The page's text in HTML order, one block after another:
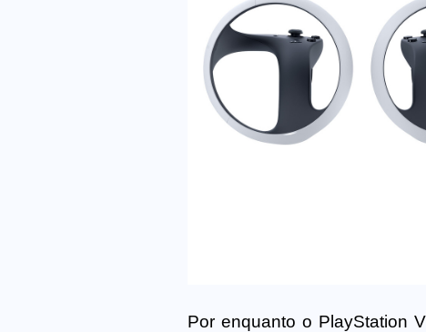
Por enquanto o PlayStation